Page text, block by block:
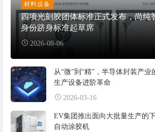
材料设备
四项光刻胶团体标准正式发布，尚纯
身份跻身标准起草席
2026-08-06
从“微”到“精”，半导体封装产业
生产设备进阶革命
2026-03-16
EV集团推出面向大批量生产的
自动涂胶机